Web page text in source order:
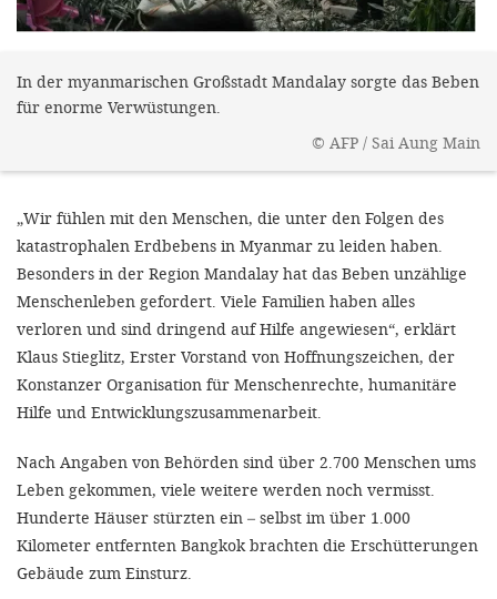
In der myanmarischen Großstadt Mandalay sorgte das Beben
für enorme Verwüstungen.
© AFP / Sai Aung Main
„Wir fühlen mit den Menschen, die unter den Folgen des
katastrophalen Erdbebens in Myanmar zu leiden haben.
Besonders in der Region Mandalay hat das Beben unzählige
Menschenleben gefordert. Viele Familien haben alles
verloren und sind dringend auf Hilfe angewiesen“, erklärt
Klaus Stieglitz, Erster Vorstand von Hoffnungszeichen, der
Konstanzer Organisation für Menschenrechte, humanitäre
Hilfe und Entwicklungszusammenarbeit.
Nach Angaben von Behörden sind über 2.700 Menschen ums
Leben gekommen, viele weitere werden noch vermisst.
Hunderte Häuser stürzten ein – selbst im über 1.000
Kilometer entfernten Bangkok brachten die Erschütterungen
Gebäude zum Einsturz.
den
'Cookie-
Impressum
ALLEN